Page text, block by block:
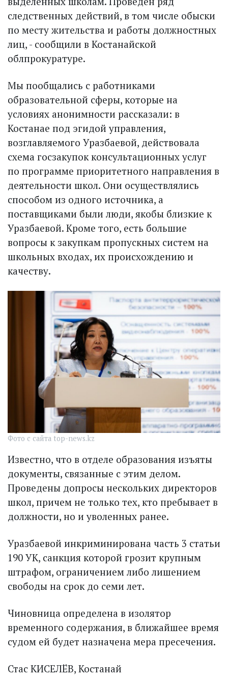
следственных действий, в том числе обыски
по месту жительства и работы должностных
лиц, - сообщили в Костанайской
облпрокуратуре.
Мы пообщались с работниками
образовательной сферы, которые на
условиях анонимности рассказали: в
Костанае под эгидой управления,
возглавляемого Уразбаевой, действовала
схема госзакупок консультационных услуг
по программе приоритетного направления в
деятельности школ. Они осуществлялись
способом из одного источника, а
поставщиками были люди, якобы близкие к
Уразбаевой. Кроме того, есть большие
вопросы к закупкам пропускных систем на
школьных входах, их происхождению и
качеству.
Фото с сайта top-news.kz
Известно, что в отделе образования изъяты
документы, связанные с этим делом.
Проведены допросы нескольких директоров
школ, причем не только тех, кто пребывает в
должности, но и уволенных ранее.
Уразбаевой инкриминирована часть 3 статьи
190 УК, санкция которой грозит крупным
штрафом, ограничением либо лишением
свободы на срок до семи лет.
Чиновница определена в изолятор
временного содержания, в ближайшее время
судом ей будет назначена мера пресечения.
Стас КИСЕЛЁВ, Костанай